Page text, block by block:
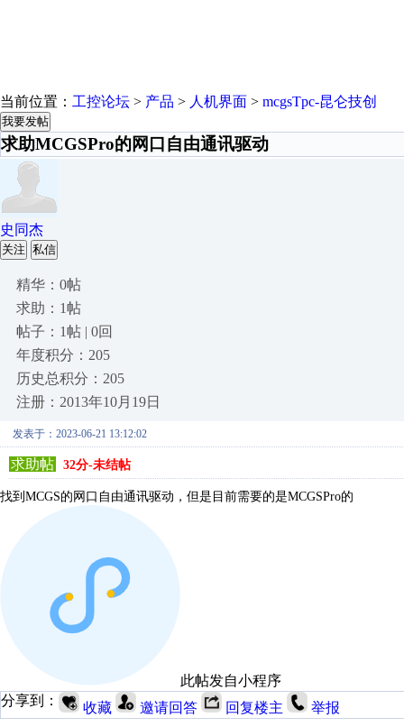
当前位置： 工控论坛 > 产品 > 人机界面 > mcgsTpc-昆仑技创
我要发帖
求助MCGSPro的网口自由通讯驱动
史同杰
关注 私信
精华：0帖
求助：1帖
帖子：1帖 | 0回
年度积分：205
历史总积分：205
注册：2013年10月19日
发表于：2023-06-21 13:12:02
求助帖 32分-未结帖
找到MCGS的网口自由通讯驱动，但是目前需要的是MCGSPro的
此帖发自小程序
分享到：
收藏 邀请回答 回复楼主 举报